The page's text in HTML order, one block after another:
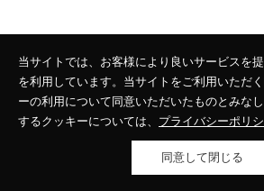
当サイトでは、お客様により良いサービスを
を利用しています。当サイトをご利用いただ
ーの利用について同意いただいたものとみな
するクッキーについては、 プライバシーポリ
同意して閉じる